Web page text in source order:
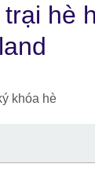
hè
khóa hè